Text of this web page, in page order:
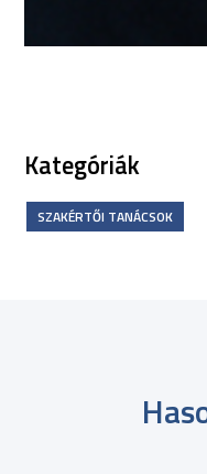
Kategóriák
SZAKÉRTŐI TANÁCSOK